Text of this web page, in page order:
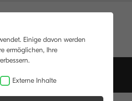
Einige davon werden
ermöglichen, Ihre
Externe Inhalte